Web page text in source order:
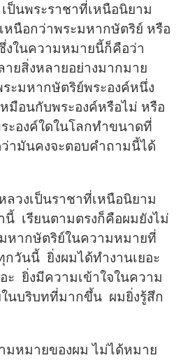
ป็นพระราชาที่เหนือนิยาม
หนือกว่าพระมหากษัตริย์ หรือ
ในความหมายนี้ก็คือว่า
ายสิ่งหลายอย่างมากมาย
ะมหากษัตริย์พระองค์หนึ่ง
มือนกับพระองค์หรือไม่ หรือ
ะองค์ใดในโลกทำขนาดที่
ามันคงจะตอบคำถามนี้ได้
วงเป็นราชาที่เหนือนิยาม
นี้ เรียนตามตรงก็คือผมยังไม่
หากษัตริย์ในความหมายที่
วันนี้ ยิ่งผมได้ทำงานเยอะ
ะ ยิ่งมีความเข้าใจในความ
ในบริบทที่มากขึ้น ผมยิ่งรู้สึก
มหมายของผม ไม่ได้หมาย